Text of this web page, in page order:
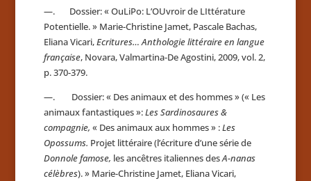
—. Dossier: « OuLiPo: L’OUvroir de LIttérature
Potentielle. » Marie-Christine Jamet, Pascale Bachas,
Eliana Vicari,Ecritures… Anthologie littéraire en langue
française, Novara, Valmartina-De Agostini, 2009, vol. 2,
p. 370-379.
—. Dossier: « Des animaux et des hommes » (« Les
animaux fantastiques »:Les Sardinosaures &
compagnie, « Des animaux aux hommes » :Les
Opossums. Projet littéraire (l’écriture d’une série de
Donnole famose, les ancêtres italiennes desA-nanas
célèbres). » Marie-Christine Jamet, Eliana Vicari,